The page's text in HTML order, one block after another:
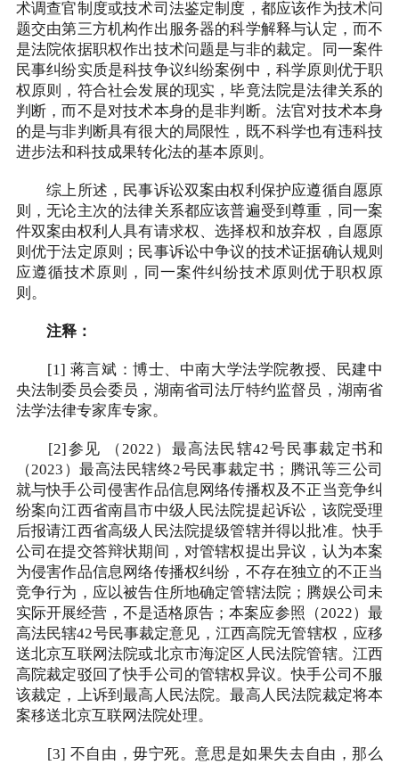
术调查官制度或技术司法鉴定制度，都应该作为技术问
题交由第三方机构作出服务器的科学解释与认定，而不
是法院依据职权作出技术问题是与非的裁定。同一案件
民事纠纷实质是科技争议纠纷案例中，科学原则优于职
权原则，符合社会发展的现实，毕竟法院是法律关系的
判断，而不是对技术本身的是非判断。法官对技术本身
的是与非判断具有很大的局限性，既不科学也有违科技
进步法和科技成果转化法的基本原则。
综上所述，民事诉讼双案由权利保护应遵循自愿原
则，无论主次的法律关系都应该普遍受到尊重，同一案
件双案由权利人具有请求权、选择权和放弃权，自愿原
则优于法定原则；民事诉讼中争议的技术证据确认规则
应遵循技术原则，同一案件纠纷技术原则优于职权原
则。
注释：
[1] 蒋言斌：博士、中南大学法学院教授、民建中
央法制委员会委员，湖南省司法厅特约监督员，湖南省
法学法律专家库专家。
[2]参见 （2022）最高法民辖42号民事裁定书和
（2023）最高法民辖终2号民事裁定书；腾讯等三公司
就与快手公司侵害作品信息网络传播权及不正当竞争纠
纷案向江西省南昌市中级人民法院提起诉讼，该院受理
后报请江西省高级人民法院提级管辖并得以批准。快手
公司在提交答辩状期间，对管辖权提出异议，认为本案
为侵害作品信息网络传播权纠纷，不存在独立的不正当
竞争行为，应以被告住所地确定管辖法院；腾娱公司未
实际开展经营，不是适格原告；本案应参照（2022）最
高法民辖42号民事裁定意见，江西高院无管辖权，应移
送北京互联网法院或北京市海淀区人民法院管辖。江西
高院裁定驳回了快手公司的管辖权异议。快手公司不服
该裁定，上诉到最高人民法院。最高人民法院裁定将本
案移送北京互联网法院处理。
[3] 不自由，毋宁死。意思是如果失去自由，那么